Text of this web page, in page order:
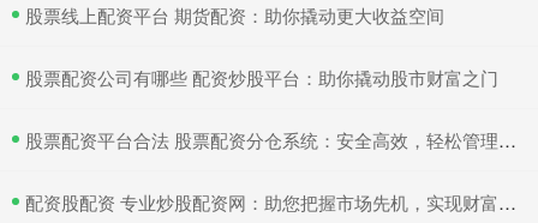
​股票线上配资平台 期货配资：助你撬动更大收益空间
​股票配资公司有哪些 配资炒股平台：助你撬动股市财富之门
​股票配资平台合法 股票配资分仓系统：安全高效，轻松管理多仓位
​配资股配资 专业炒股配资网：助您把握市场先机，实现财富增值